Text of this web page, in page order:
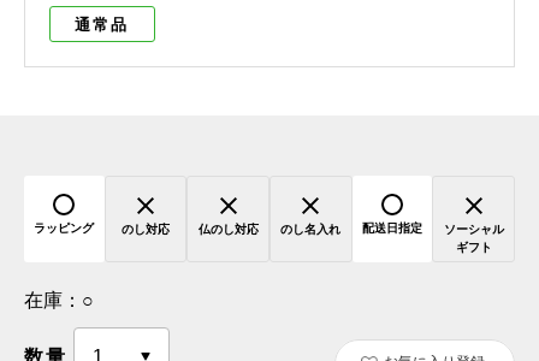
通常品
ラッピング のし対応 仏のし対応 のし名入れ 配送日指定
ソーシャル
ギフト
在庫： ○
数量